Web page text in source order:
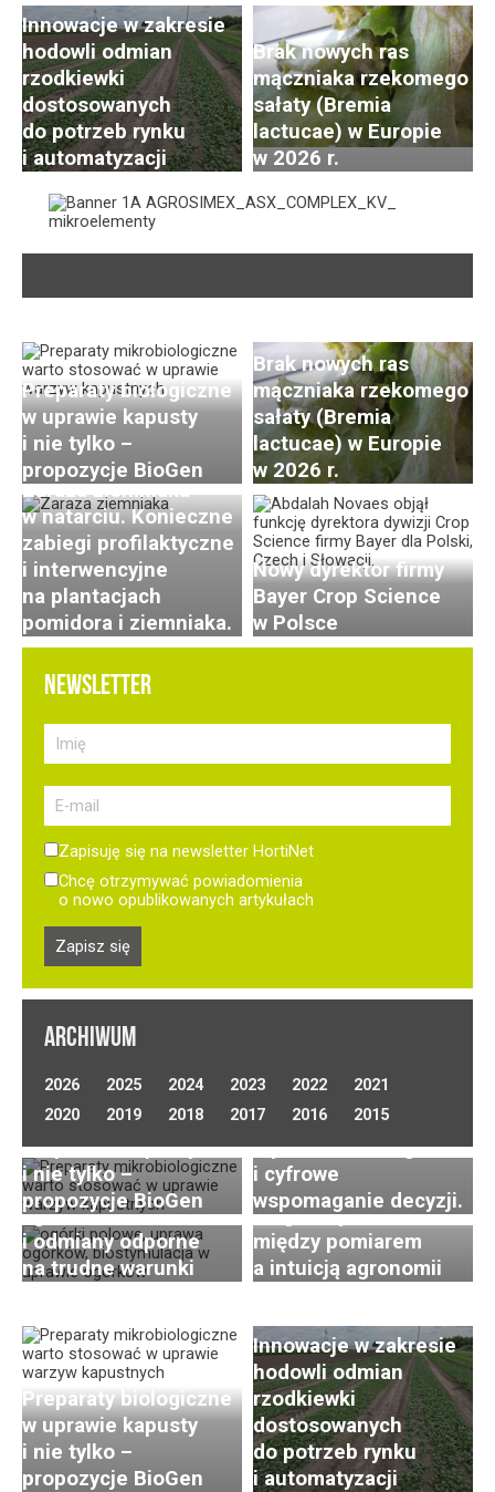
Innowacje w zakresie
hodowli odmian
rzodkiewki
dostosowanych
do potrzeb rynku
i automatyzacji
Brak nowych ras
mączniaka rzekomego
sałaty (Bremia
lactucae) w Europie
w 2026 r.
Preparaty biologiczne
w uprawie kapusty
i nie tylko –
propozycje BioGen
Brak nowych ras
mączniaka rzekomego
sałaty (Bremia
lactucae) w Europie
w 2026 r.
Zaraza ziemniaka
w natarciu. Konieczne
zabiegi profilaktyczne
i interwencyjne
na plantacjach
pomidora i ziemniaka.
Nowy dyrektor firmy
Bayer Crop Science
w Polsce
NEWSLETTER
Zapisuję się na newsletter HortiNet
Chcę otrzymywać powiadomienia
o nowo opublikowanych artykułach
ARCHIWUM
2026 2025 2024 2023 2022
2021
2020
2019 2018 2017 2016 2015
Preparaty biologiczne
w uprawie kapusty
i nie tylko –
propozycje BioGen
nawadniania w uprawie
warzyw polowych.
Wybór technologii
i cyfrowe
wspomaganie decyzji.
Uprawa ogórków
(polowych) –
wyzwania, nowoczesna
agrotechnika
i odmiany odporne
na trudne warunki
Diagnostyka roślin –
między pomiarem
a intuicją agronomii
Preparaty biologiczne
w uprawie kapusty
i nie tylko –
propozycje BioGen
Postępy i trendy
Innowacje w zakresie
hodowli odmian
rzodkiewki
dostosowanych
do potrzeb rynku
i automatyzacji